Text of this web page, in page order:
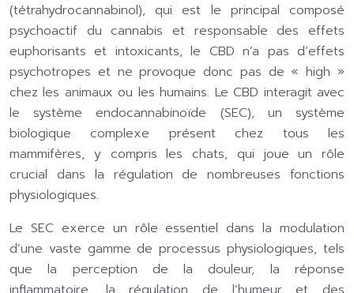
(tétrahydrocannabinol), qui est le principal composé
psychoactif du cannabis et responsable des effets
euphorisants et intoxicants, le CBD n’a pas d’effets
psychotropes et ne provoque donc pas de « high »
chez les animaux ou les humains. Le CBD interagit avec
le système endocannabinoïde (SEC), un système
biologique complexe présent chez tous les
mammifères, y compris les chats, qui joue un rôle
crucial dans la régulation de nombreuses fonctions
physiologiques.
Le SEC exerce un rôle essentiel dans la modulation
d’une vaste gamme de processus physiologiques, tels
que la perception de la douleur, la réponse